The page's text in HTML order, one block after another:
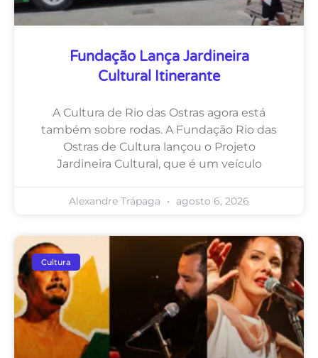
Fundação Lança Jardineira
Cultural Itinerante
A Cultura de Rio das Ostras agora está
também sobre rodas. A Fundação Rio das
Ostras de Cultura lançou o Projeto
Jardineira Cultural, que é um veículo
Alexandre Trápaga agosto 6, 2026
Cultura